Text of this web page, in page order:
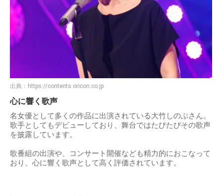
出典： https://contents.oricon.co.jp
心に響く歌声
名女優として多くの作品に出演されている大竹しのぶさん。
歌手としてもデビューしており、舞台ではたびたびその歌声
を披露しています。
歌番組の出演や、コンサート開催なども精力的におこなって
おり、心に響く歌声として高く評価されています。